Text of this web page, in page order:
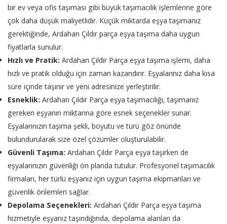
bir ev veya ofis taşıması gibi büyük taşımacılık işlemlerine göre
çok daha düşük maliyetlidir. Küçük miktarda eşya taşımanız
gerektiğinde, Ardahan Çıldır parça eşya taşıma daha uygun
fiyatlarla sunulur.
Hızlı ve Pratik: Ardahan Çıldır Parça eşya taşıma işlemi, daha
hızlı ve pratik olduğu için zaman kazandırır. Eşyalarınız daha kısa
süre içinde taşınır ve yeni adresinize yerleştirilir.
Esneklik: Ardahan Çıldır Parça eşya taşımacılığı, taşımanız
gereken eşyanın miktarına göre esnek seçenekler sunar.
Eşyalarınızın taşıma şekli, boyutu ve türü göz önünde
bulundurularak size özel çözümler oluşturulabilir.
Güvenli Taşıma: Ardahan Çıldır Parça eşya taşırken de
eşyalarınızın güvenliği ön planda tutulur. Profesyonel taşımacılık
firmaları, her türlü eşyanız için uygun taşıma ekipmanları ve
güvenlik önlemleri sağlar.
Depolama Seçenekleri: Ardahan Çıldır Parça eşya taşıma
hizmetiyle eşyanız taşındığında, depolama alanları da